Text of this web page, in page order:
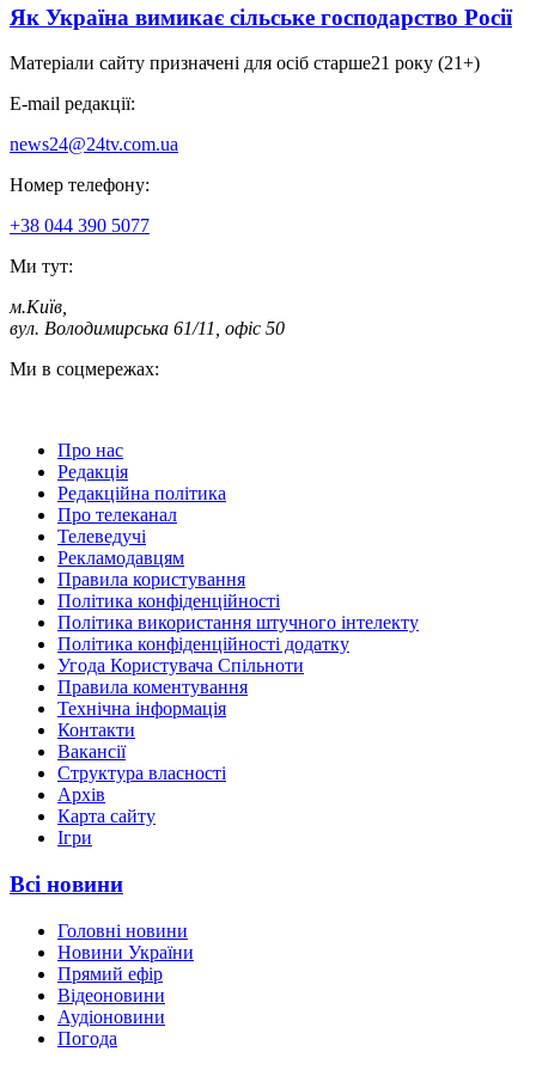
Як Україна вимикає сільське господарство Росії
Матеріали сайту призначені для осіб старше21 року (21+)
E-mail редакції:
news24@24tv.com.ua
Номер телефону:
+38 044 390 5077
Ми тут:
м.Київ
вул. Володимирська 61/11, офіс 50
Ми в соцмережах:
Про нас
Редакція
Редакційна політика
Про телеканал
Телеведучі
Рекламодавцям
Правила користування
Політика конфіденційності
Політика використання штучного інтелекту
Політика конфіденційності додатку
Угода Користувача Спільноти
Правила коментування
Технічна інформація
Контакти
Вакансії
Структура власності
Архів
Карта сайту
Ігри
Всі новини
Головні новини
Новини України
Прямий ефір
Відеоновини
Аудіоновини
Погода